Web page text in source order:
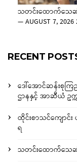
သတင်းထောက်သေဆုံ
—AUGUST 7, 2026
RECENT
ဒေါ်အောင်ဆန်းစုကြ
ဌာနနှင့် အာဆီယံ ဥက္
ထိုင်းစာသင်ကျောင်
ရ
သတင်းထောက်သေဆုံ